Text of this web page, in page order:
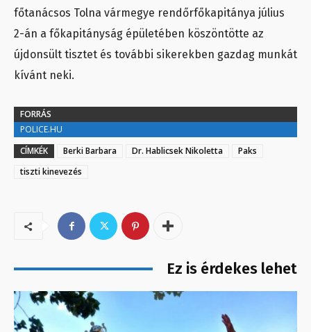
főtanácsos Tolna vármegye rendőrfőkapitánya július
2-án a főkapitányság épületében köszöntötte az
újdonsült tisztet és további sikerekben gazdag munkát
kívánt neki.
FORRÁS
POLICE.HU
CÍMKÉK
Berki Barbara Dr. Hablicsek Nikoletta
Paks
tiszti kinevezés
Ez is érdekes lehet